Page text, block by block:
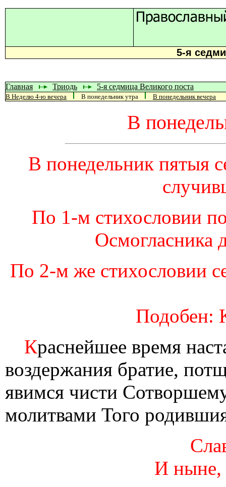
5-я
Главная Триодь 5-я седмица Великого поста
В Неделю 4-ю вечера В понедельник утра В понедельник вечера
В
В понедельник пятыя
По 1-м стихословии
Осмогласника
По 2-м же стихословии
Подобен:
Краснейшее время
воздержания братие,
явимся чисти
молитвами Того
И ныне,